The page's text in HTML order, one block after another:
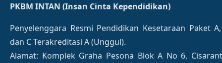
PKBM INTAN (Insan Cinta Kependidikan)
Penyelenggara Resmi Pendidikan Kesetaraan Paket
dan C Terakreditasi A (Unggul).
Alamat: Komplek Graha Pesona Blok A No 6,